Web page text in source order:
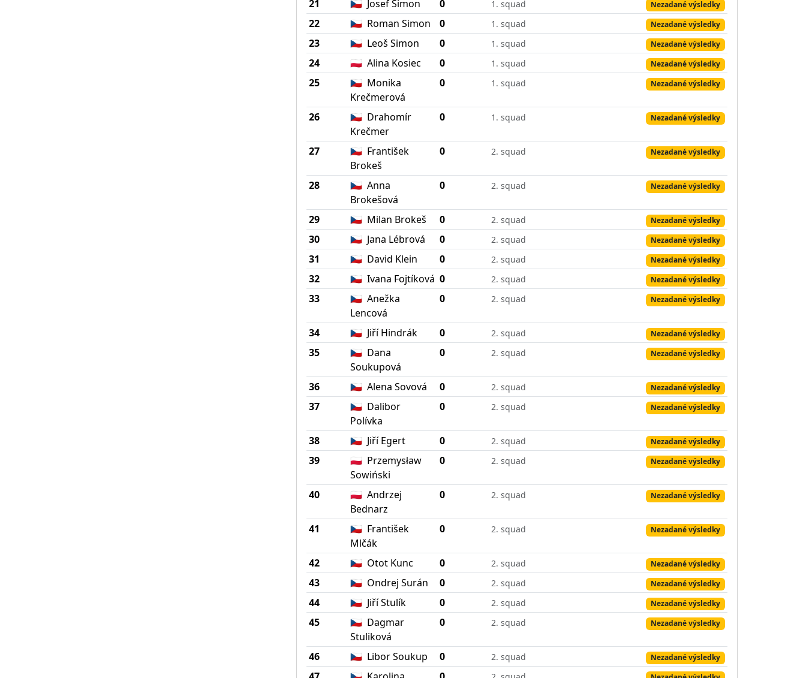
21 🇨🇿 Josef Simon 0 1. squad Nezadané výsledky
22 🇨🇿 Roman Simon 0 1. squad Nezadané výsledky
23 🇨🇿 Leoš Simon 0 1. squad Nezadané výsledky
24 🇵🇱 Alina Kosiec 0 1. squad Nezadané výsledky
25 🇨🇿 Monika
Krečmerová
0 1. squad Nezadané výsledky
26 🇨🇿 Drahomír
Krečmer
0 1. squad Nezadané výsledky
27 🇨🇿 František
Brokeš
0 2. squad Nezadané výsledky
28 🇨🇿 Anna
Brokešová
0 2. squad Nezadané výsledky
29 🇨🇿 Milan Brokeš 0 2. squad Nezadané výsledky
30 🇨🇿 Jana Lébrová 0 2. squad Nezadané výsledky
31 🇨🇿 David Klein 0 2. squad Nezadané výsledky
32 🇨🇿 Ivana Fojtíková 0 2. squad Nezadané výsledky
33 🇨🇿 Anežka
Lencová
0 2. squad Nezadané výsledky
34 🇨🇿 Jiří Hindrák 0 2. squad Nezadané výsledky
35 🇨🇿 Dana
Soukupová
0 2. squad Nezadané výsledky
36 🇨🇿 Alena Sovová 0 2. squad Nezadané výsledky
37 🇨🇿 Dalibor
Polívka
0 2. squad Nezadané výsledky
38 🇨🇿 Jiří Egert 0 2. squad Nezadané výsledky
39 🇵🇱 Przemysław
Sowiński
0 2. squad Nezadané výsledky
40 🇵🇱 Andrzej
Bednarz
0 2. squad Nezadané výsledky
41 🇨🇿 František
Mlčák
0 2. squad Nezadané výsledky
42 🇨🇿 Otot Kunc 0 2. squad Nezadané výsledky
43 🇨🇿 Ondrej Surán 0 2. squad Nezadané výsledky
44 🇨🇿 Jiří Stulík 0 2. squad Nezadané výsledky
45 🇨🇿 Dagmar
Stuliková
0 2. squad Nezadané výsledky
46 🇨🇿 Libor Soukup 0 2. squad Nezadané výsledky